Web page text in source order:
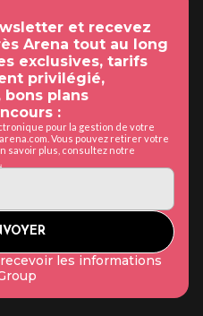
et recevez
Arena tout au long
exclusives, tarifs
privilégié,
plans
:
pour la gestion de votre
Vous pouvez retirer votre
savoir plus, consultez notre
les informations